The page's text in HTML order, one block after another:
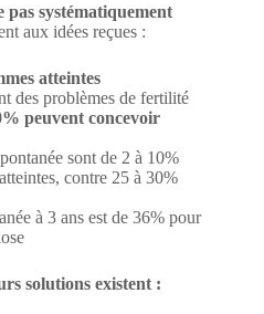
pas systématiquement
aux idées reçues :
atteintes
des problèmes de fertilité
peuvent concevoir
sont de 2 à 10%
contre 25 à 30%
à 3 ans est de 36% pour
solutions existent :